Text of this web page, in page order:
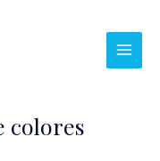
colores